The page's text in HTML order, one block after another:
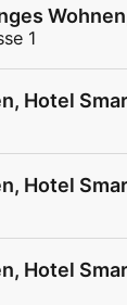
1
Hotel
Hotel
Hotel